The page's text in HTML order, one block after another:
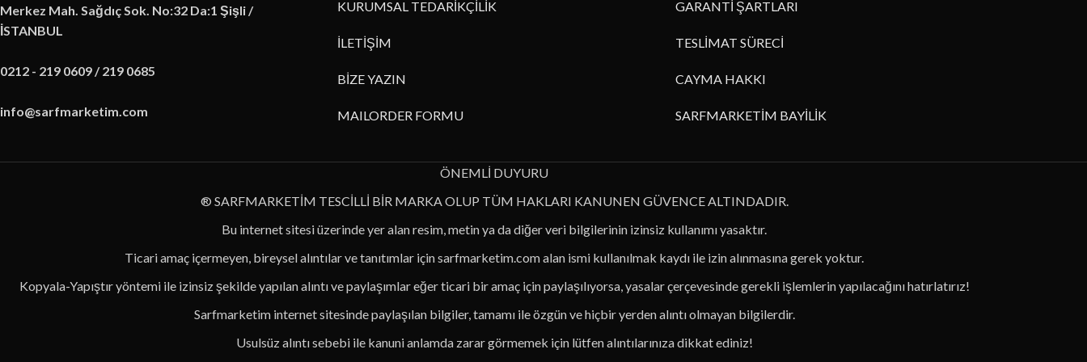
Merkez Mah. Sağdıç Sok. No:32 Da:1 Şişli /
İSTANBUL
0212 - 219 0609 / 219 0685
info@sarfmarketim.com
KURUMSAL TEDARİKÇİLİK
İLETİŞİM
BİZE YAZIN
MAILORDER FORMU
GARANTİ ŞARTLARI
TESLİMAT SÜRECİ
CAYMA HAKKI
SARFMARKETİM BAYİLİK
ÖNEMLİ DUYURU
® SARFMARKETİM TESCİLLİ BİR MARKA OLUP TÜM HAKLARI KANUNEN GÜVENCE ALTINDADIR.
Bu internet sitesi üzerinde yer alan resim, metin ya da diğer veri bilgilerinin izinsiz kullanımı yasaktır.
Ticari amaç içermeyen, bireysel alıntılar ve tanıtımlar için sarfmarketim.com alan ismi kullanılmak kaydı ile izin alınmasına gerek yoktur.
Kopyala-Yapıştır yöntemi ile izinsiz şekilde yapılan alıntı ve paylaşımlar eğer ticari bir amaç için paylaşılıyorsa, yasalar çerçevesinde gerekli işlemlerin yapılacağını hatırlatırız!
Sarfmarketim internet sitesinde paylaşılan bilgiler, tamamı ile özgün ve hiçbir yerden alıntı olmayan bilgilerdir.
Usulsüz alıntı sebebi ile kanuni anlamda zarar görmemek için lütfen alıntılarınıza dikkat ediniz!